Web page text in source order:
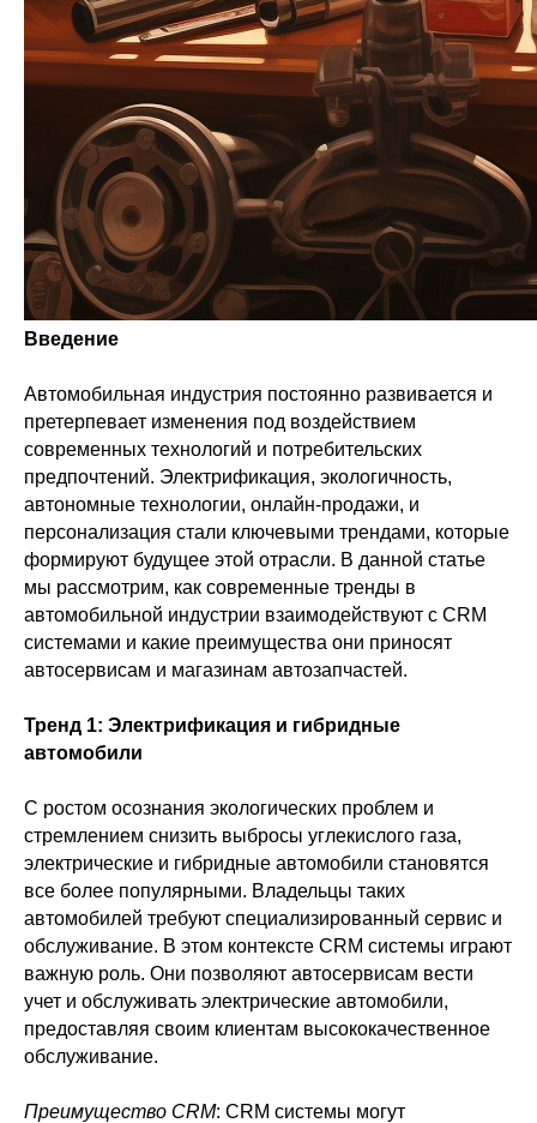
Введение
Автомобильная индустрия постоянно развивается и
претерпевает изменения под воздействием
современных технологий и потребительских
предпочтений. Электрификация, экологичность,
автономные технологии, онлайн-продажи, и
персонализация стали ключевыми трендами, которые
формируют будущее этой отрасли. В данной статье
мы рассмотрим, как современные тренды в
автомобильной индустрии взаимодействуют с CRM
системами и какие преимущества они приносят
автосервисам и магазинам автозапчастей.
Тренд 1: Электрификация и гибридные
автомобили
С ростом осознания экологических проблем и
стремлением снизить выбросы углекислого газа,
электрические и гибридные автомобили становятся
все более популярными. Владельцы таких
автомобилей требуют специализированный сервис и
обслуживание. В этом контексте CRM системы играют
важную роль. Они позволяют автосервисам вести
учет и обслуживать электрические автомобили,
предоставляя своим клиентам высококачественное
обслуживание.
Преимущество CRM: CRM системы могут